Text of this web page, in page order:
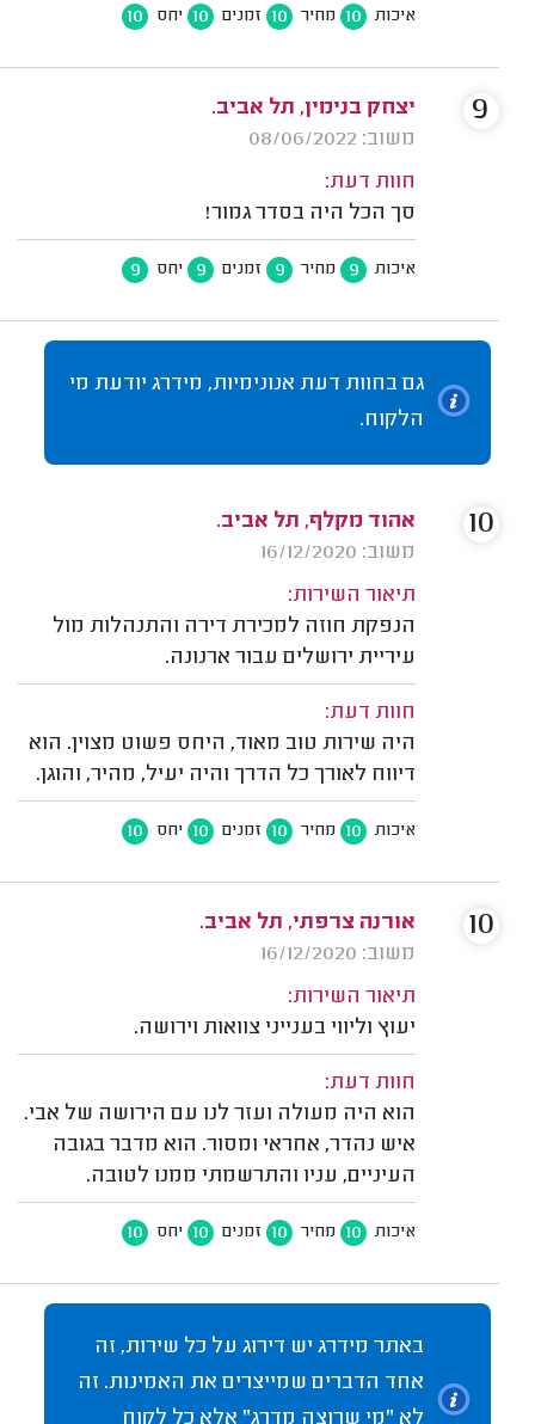
איכות 10 מחיר 10 זמנים 10 יחס 10
יצחק בנימין, תל אביב.
משוב: 08/06/2022
חוות דעת:
סך הכל היה בסדר גמור!
איכות 9 מחיר 9 זמנים 9 יחס 9
9
גם בחוות דעת אנונימיות, מידרג יודעת מי
הלקוח.
אהוד מקלף, תל אביב.
משוב: 16/12/2020
תיאור השירות:
הנפקת חוזה למכירת דירה והתנהלות מול
עיריית ירושלים עבור ארנונה.
חוות דעת:
היה שירות טוב מאוד, היחס פשוט מצוין. הוא
דיווח לאורך כל הדרך והיה יעיל, מהיר, והוגן.
איכות 10 מחיר 10 זמנים 10 יחס 10
10
אורנה צרפתי, תל אביב.
משוב: 16/12/2020
תיאור השירות:
יעוץ וליווי בענייני צוואות וירושה.
חוות דעת:
הוא היה מעולה ועזר לנו עם הירושה של אבי.
איש נהדר, אחראי ומסור. הוא מדבר בגובה
העיניים, עניו והתרשמתי ממנו לטובה.
איכות 10 מחיר 10 זמנים 10 יחס 10
10
באתר מידרג יש דירוג על כל שירות, זה
אחד הדברים שמייצרים את האמינות. זה